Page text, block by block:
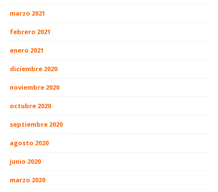
marzo 2021
febrero 2021
enero 2021
diciembre 2020
noviembre 2020
octubre 2020
septiembre 2020
agosto 2020
junio 2020
marzo 2020